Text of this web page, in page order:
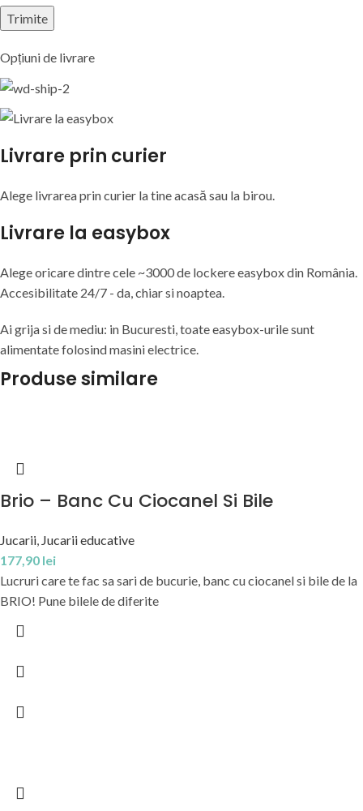
Opțiuni de livrare
Livrare prin curier
Alege livrarea prin curier latineacasă sau la birou.
Livrare la easybox
Alege oricare dintre cele ~3000 de lockere easybox din România.
Accesibilitate 24/7 - da, chiar si noaptea.
Ai grija si de mediu: in Bucuresti, toate easybox-urile sunt
alimentate folosind masini electrice.
Produse similare
Brio – Banc Cu Ciocanel Si Bile
Jucarii, Jucarii educative
177,90 lei
Lucruri care te fac sa sari de bucurie, banc cu ciocanel si bile de la
BRIO! Pune bilele de diferite